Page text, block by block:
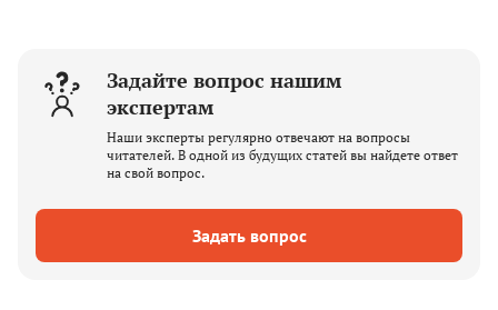
Задайте вопрос нашим
экспертам
Наши эксперты регулярно отвечают на вопросы
читателей. В одной из будущих статей вы найдете ответ
на свой вопрос.
Задать вопрос